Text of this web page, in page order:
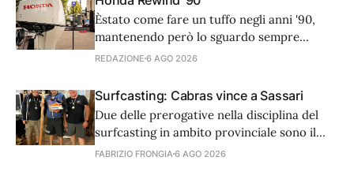
prova di surfcasting. In una serata
caratterizzata da condizioni meteo-
marine ottimali, il vero
Èstato come fare un tuffo negli anni '90,
mantenendo però lo sguardo sempre
rivolto al futuro. L’8 luglio scorso, nella
cuore di Villa Borghese a Roma, Honda
Marine ha preso parte a Rewind '90s,
l'esclusivo summer party che ha
REDAZIONE 6 AGO 2026
Surfcasting: Cabras vince a Sassari
Due delle prerogative nella disciplina del
surfcasting in ambito provinciale sono il
numero delle manche stagionali da
FABRIZIO FRONGIA6 AGO 2026